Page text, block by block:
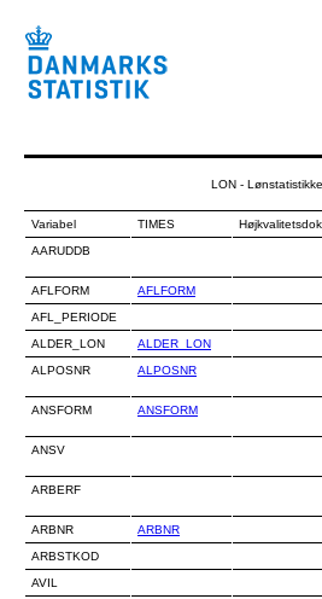
LON -
Variabel TIMES
AARUDDB
AFLFORM
AFLFORM
AFL_PERIODE
ALDER_LON
ALDER_LON
ALPOSNR
ALPOSNR
ANSFORM
ANSFORM
ANSV
ARBERF
ARBNR
ARBNR
ARBSTKOD
AVIL